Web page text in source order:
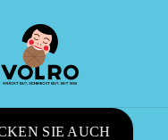
SIE AUCH